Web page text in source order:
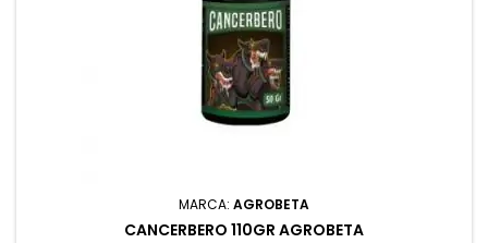
MARCA: AGROBETA
CANCERBERO 110GR AGROBETA